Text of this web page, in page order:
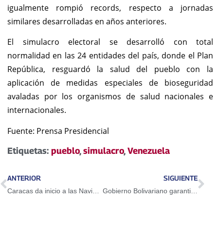
igualmente rompió records, respecto a jornadas
similares desarrolladas en años anteriores.
El simulacro electoral se desarrolló con total
normalidad en las 24 entidades del país, donde el Plan
República, resguardó la salud del pueblo con la
aplicación de medidas especiales de bioseguridad
avaladas por los organismos de salud nacionales e
internacionales.
Fuente: Prensa Presidencial
Etiquetas: pueblo,simulacro,Venezuela
ANTERIOR SIGUIENTE
Gobierno Bolivariano garantiza juguetes las niñas y los niños de la patria